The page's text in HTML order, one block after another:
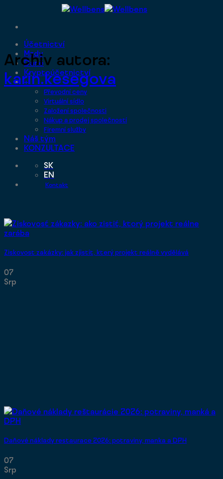
obsah
Účetnictví
Mzdy
Daně
Kryptoúčetnictví
+
Převodní ceny
Virtuální sídlo
Založení společnosti
Nákup a prodej společností
Firemní služby
Náš tým
KONZULTACE
SK
EN
Kontakt
Archiv autora:
karin.kesegova
Ziskovost zakázky: jak zjistit, který projekt reálně vydělává
07
Srp
Daňové náklady restaurace 2026: potraviny, manka a DPH
07
Srp